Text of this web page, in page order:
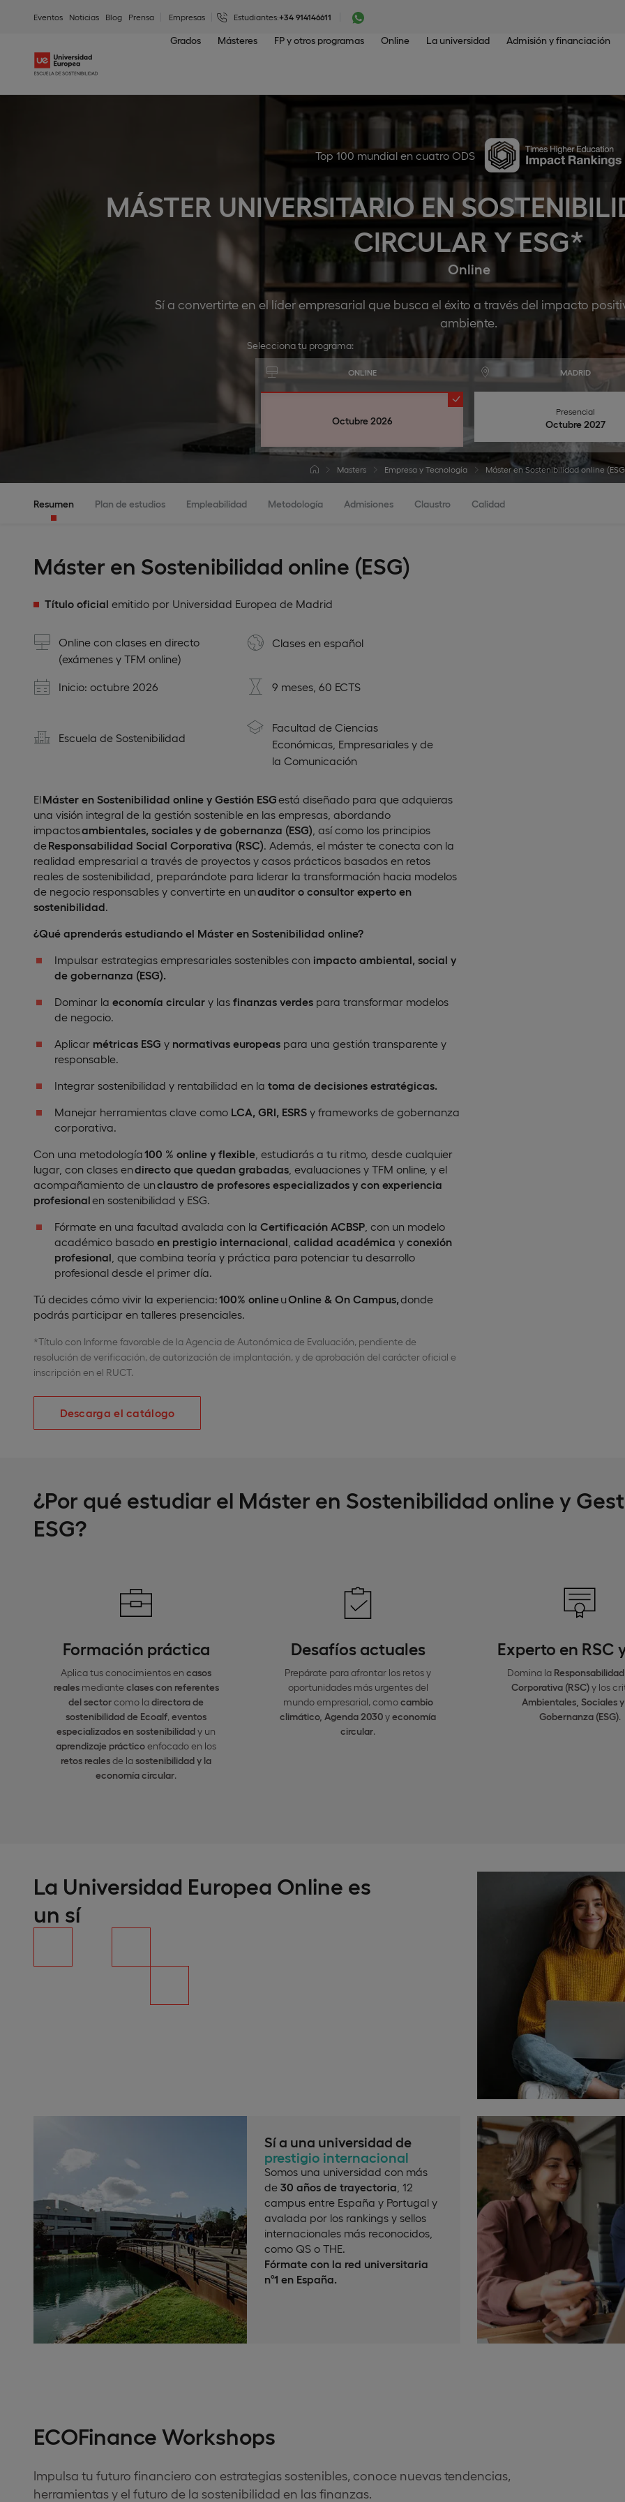
Eventos Noticias Blog Prensa Empresas Estudiantes:+34 914146611
Grados Másteres FP y otros programas Online La universidad Admisión y financiación
Top 100 mundial en cuatro ODS
MÁSTER UNIVERSITARIO EN
CIRCULAR Y ESG*
Online
Sí a convertirte en el líder empresarial que busca el éxito a través del impacto
ambiente.
Selecciona tu programa:
ONLINE
Octubre 2026
MADRID
Presencial
Octubre 2027
Masters Empresa y Tecnología Máster en Sostenibilidad online
Resumen Plan de estudios Empleabilidad Metodología Admisiones Claustro Calidad
Máster en Sostenibilidad online (ESG)
Título oficial emitido por Universidad Europea de Madrid
Online con clases en directo
(exámenes y TFM online)
Clases en español
Inicio: octubre 2026 9 meses, 60 ECTS
Escuela de Sostenibilidad
Facultad de Ciencias
Económicas, Empresariales y de
la Comunicación
ElMáster en Sostenibilidad online y Gestión ESGestá diseñado para que adquieras
una visión integral de la gestión sostenible en las empresas, abordando
impactosambientales, sociales y de gobernanza (ESG) , así como los principios
deResponsabilidad Social Corporativa (RSC). Además, el máster te conecta con la
realidad empresarial a través de proyectos y casos prácticos basados en retos
reales de sostenibilidad, preparándote para liderar la transformación hacia modelos
de negocio responsables y convertirte en unauditor o consultor experto en
sostenibilidad.
¿Qué aprenderás estudiando el Máster en Sostenibilidad online?
Impulsar estrategias empresariales sostenibles con impacto ambiental, social y
de gobernanza (ESG).
Dominar la economía circular y las finanzas verdes para transformar modelos
de negocio.
Aplicar métricas ESG y normativas europeas para una gestión transparente y
responsable.
Integrar sostenibilidad y rentabilidad en la toma de decisiones estratégicas.
Manejar herramientas clave como LCA, GRI, ESRS y frameworks de gobernanza
corporativa.
Con una metodología100 % online y flexible , estudiarás a tu ritmo, desde cualquier
lugar, con clases endirecto que quedan grabadas , evaluaciones y TFM online, y el
acompañamiento de unclaustro de profesores especializados y con experiencia
profesionalen sostenibilidad y ESG.
Fórmate en una facultad avalada con la Certificación ACBSP , con un modelo
académico basado en prestigio internacional calidad académica y conexión
profesional , que combina teoría y práctica para potenciar tu desarrollo
profesional desde el primer día.
Tú decides cómo vivir la experiencia:100% onlineuOnline & On Campus,donde
podrás participar en talleres presenciales.
*Título con Informe favorable de la Agencia de Autonómica de Evaluación, pendiente de
resolución de verificación, de autorización de implantación, y de aprobación del carácter oficial e
inscripción en el RUCT.
Descarga el catálogo
¿Por qué estudiar el Máster en Sostenibilidad online y
ESG?
Formación práctica
Aplica tus conocimientos en casos
realesmediante clases con referentes
del sectorcomo ladirectora de
sostenibilidad de Ecoalf,eventos
especializados en sostenibilidady un
aprendizaje prácticoenfocado en los
retos realesde la sostenibilidad y la
economía circular.
Desafíos actuales
Prepárate para afrontar los retos y
oportunidades más urgentes del
mundo empresarial, comocambio
climático, Agenda 2030yeconomía
circular.
Experto en RSC
Domina la
Corporativa (RSC)y los
Ambientales, Sociales
Gobernanza (ESG).
La Universidad Europea Online es
un sí
Sí a una universidad de
prestigio internacional
Somos una universidad con más
de 30 años de trayectoria , 12
campus entre España y Portugal y
avalada por los rankings y sellos
internacionales más reconocidos,
como QS o THE.
Fórmate con la red universitaria
nº1 en España.
ECOFinance Workshops
Impulsa tu futuro financiero con estrategias sostenibles, conoce nuevas tendencias,
herramientas y el futuro de la sostenibilidad en las finanzas.